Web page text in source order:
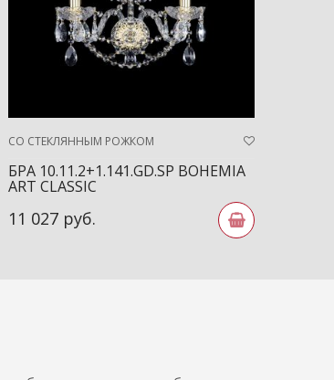
СО СТЕКЛЯННЫМ РОЖКОМ
БРА 10.11.2+1.141.GD.SP BOHEMIA
ART CLASSIC
11 027 руб.